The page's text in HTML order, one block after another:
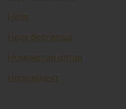
Нарх
Нарх белгилаш
Номонетар олтин
Норезидент